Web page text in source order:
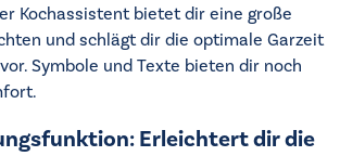
Kochassistent bietet dir eine große
und schlägt dir die optimale Garzeit
Symbole und Texte bieten dir noch
Erleichtert dir die